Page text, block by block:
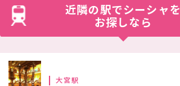
近隣の駅でシーシャを
お探しなら
大宮駅